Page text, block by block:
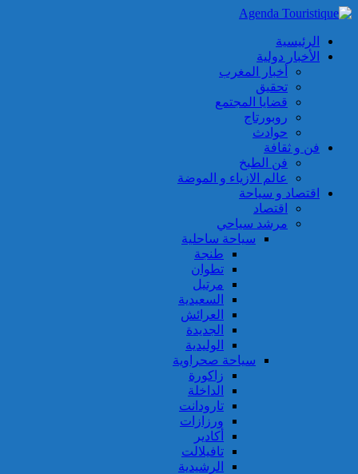
الرئيسية
الأخبار دولية
أخبار المغرب
تحقيق
قضايا المجتمع
روبورتاج
حوادث
فن و ثقافة
فن الطبخ
عالم الازياء و الموضة
اقتصاد و سياحة
اقتصاد
مرشد سياحي
سياحة ساحلية
طنجة
تطوان
مرتيل
السعيدية
العرائش
الجديدة
الوليدية
سياحة صحراوية
زاكورة
الداخلة
تارودانت
ورزازات
أكادير
تافيلالت
الرشيدية